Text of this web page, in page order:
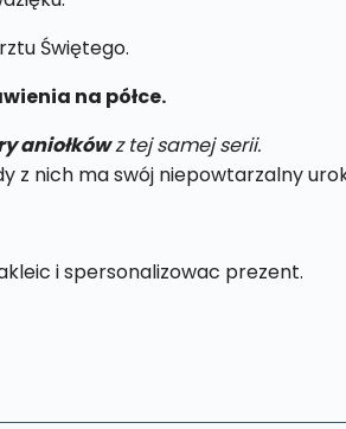
Świętego.
na półce.
aniołkówz tej samej serii.
z nich ma swój niepowtarzalny
i spersonalizowac prezent.